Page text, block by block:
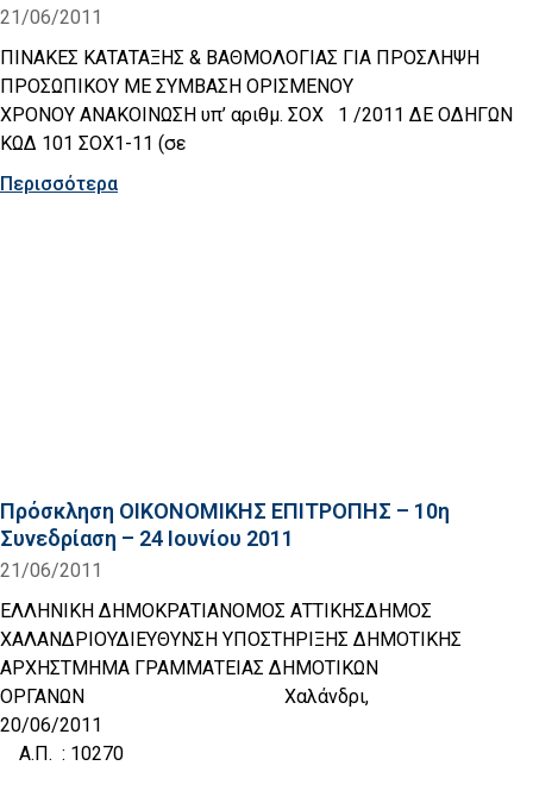
21/06/2011
ΠΙΝΑΚΕΣ ΚΑΤΑΤΑΞΗΣ & ΒΑΘΜΟΛΟΓΙΑΣ ΓΙΑ ΠΡΟΣΛΗΨΗ
ΠΡΟΣΩΠΙΚΟΥ ΜΕ ΣΥΜΒΑΣΗ ΟΡΙΣΜΕΝΟΥ
ΧΡΟΝΟΥ ΑΝΑΚΟΙΝΩΣΗ υπ’ αριθμ. ΣΟΧ 1 /2011 ΔΕ ΟΔΗΓΩΝ
ΚΩΔ 101 ΣΟΧ1-11 (σε
Περισσότερα
Πρόσκληση ΟΙΚΟΝΟΜΙΚΗΣ ΕΠΙΤΡΟΠΗΣ – 10η
Συνεδρίαση – 24 Ιουνίου 2011
21/06/2011
ΕΛΛΗΝΙΚΗ ΔΗΜΟΚΡΑΤΙΑΝΟΜΟΣ ΑΤΤΙΚΗΣΔΗΜΟΣ
ΧΑΛΑΝΔΡΙΟΥΔΙΕΥΘΥΝΣΗ ΥΠΟΣΤΗΡΙΞΗΣ ΔΗΜΟΤΙΚΗΣ
ΑΡΧΗΣΤΜΗΜΑ ΓΡΑΜΜΑΤΕΙΑΣ ΔΗΜΟΤΙΚΩΝ
ΟΡΓΑΝΩΝ Χαλάνδρι,
20/06/
Α.Π. : 10270